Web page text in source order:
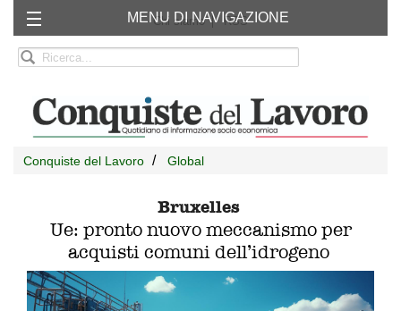
Chi siamo RSS
MENU DI NAVIGAZIONE
Conquiste del Lavoro Global
Bruxelles
Ue: pronto nuovo meccanismo per
acquisti comuni dell’idrogeno